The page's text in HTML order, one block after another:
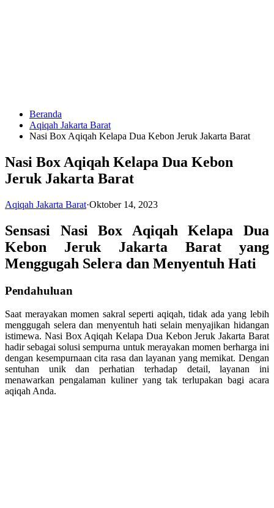
HUBUNGI
KAMI
0823
1246
6713
Beranda
Aqiqah Jakarta Barat
Nasi Box Aqiqah Kelapa Dua Kebon Jeruk Jakarta Barat
Nasi Box Aqiqah Kelapa Dua Kebon
Jeruk Jakarta Barat
Aqiqah Jakarta Barat·Oktober 14, 2023
Sensasi Nasi Box Aqiqah Kelapa Dua
Kebon Jeruk Jakarta Barat yang
Menggugah Selera dan Menyentuh Hati
Pendahuluan
Saat merayakan momen sakral seperti aqiqah, tidak ada yang lebih
menggugah selera dan menyentuh hati selain menyajikan hidangan
istimewa. Nasi Box Aqiqah Kelapa Dua Kebon Jeruk Jakarta Barat
hadir sebagai solusi sempurna untuk merayakan momen berharga ini
dengan kesempurnaan cita rasa dan layanan yang memikat. Dengan
sentuhan unik dan perhatian terhadap detail, layanan ini
menawarkan pengalaman kuliner yang tak terlupakan bagi acara
aqiqah Anda.